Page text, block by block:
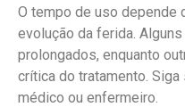
O tempo de uso depende
evolução da ferida.
prolongados, enquanto
crítica do tratamento.
médico ou enfermeiro.